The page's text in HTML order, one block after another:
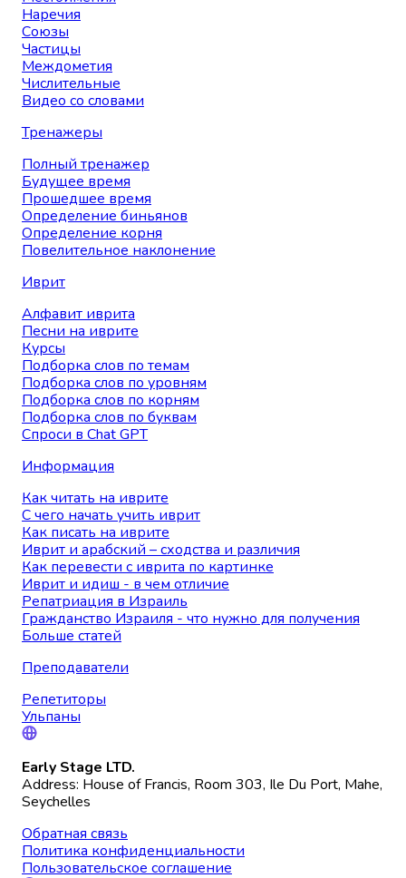
Наречия
Союзы
Частицы
Междометия
Числительные
Видео со словами
Тренажеры
Полный тренажер
Будущее время
Прошедшее время
Определение биньянов
Определение корня
Повелительное наклонение
Иврит
Алфавит иврита
Песни на иврите
Курсы
Подборка слов по темам
Подборка слов по уровням
Подборка слов по корням
Подборка слов по буквам
Спроси в Chat GPT
Информация
Как читать на иврите
С чего начать учить иврит
Как писать на иврите
Иврит и арабский – сходства и различия
Как перевести с иврита по картинке
Иврит и идиш - в чем отличие
Репатриация в Израиль
Гражданство Израиля - что нужно для получения
Больше статей
Преподаватели
Репетиторы
Ульпаны
Early Stage LTD.
Address: House of Francis, Room 303, Ile Du Port, Mahe,
Seychelles
Обратная связь
Политика конфиденциальности
Пользовательское соглашение